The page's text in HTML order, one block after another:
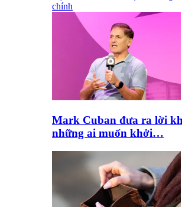
chính
Mark Cuban đưa ra lời
những ai muốn khởi…